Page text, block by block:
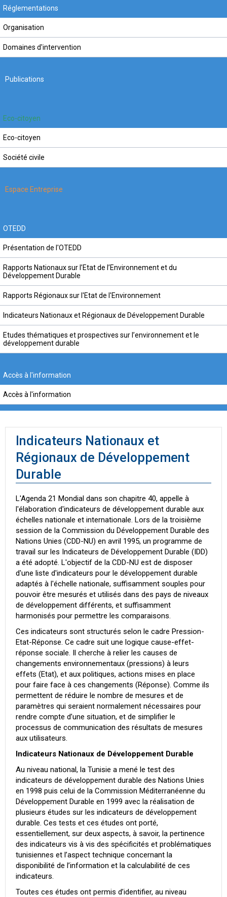
Réglementations
Organisation
Domaines d'intervention
Publications
Eco-citoyen
Eco-citoyen
Société civile
Espace Entreprise
OTEDD
Présentation de l'OTEDD
Rapports Nationaux sur l’Etat de l’Environnement et du
Développement Durable
Rapports Régionaux sur l'Etat de l'Environnement
Indicateurs Nationaux et Régionaux de Développement Durable
Etudes thématiques et prospectives sur l’environnement et le
développement durable
Accès à l'information
Accès à l'information
Indicateurs Nationaux et
Régionaux de Développement
Durable
L'Agenda 21 Mondial dans son chapitre 40, appelle à
l'élaboration d'indicateurs de développement durable aux
échelles nationale et internationale. Lors de la troisième
session de la Commission du Développement Durable des
Nations Unies (CDD-NU) en avril 1995, un programme de
travail sur les Indicateurs de Développement Durable (IDD)
a été adopté. L'objectif de la CDD-NU est de disposer
d'une liste d'indicateurs pour le développement durable
adaptés à l'échelle nationale, suffisamment souples pour
pouvoir être mesurés et utilisés dans des pays de niveaux
de développement différents, et suffisamment
harmonisés pour permettre les comparaisons.
Ces indicateurs sont structurés selon le cadre Pression-
Etat-Réponse. Ce cadre suit une logique cause-effet-
réponse sociale. Il cherche à relier les causes de
changements environnementaux (pressions) à leurs
effets (Etat), et aux politiques, actions mises en place
pour faire face à ces changements (Réponse). Comme ils
permettent de réduire le nombre de mesures et de
paramètres qui seraient normalement nécessaires pour
rendre compte d’une situation, et de simplifier le
processus de communication des résultats de mesures
aux utilisateurs.
Indicateurs Nationaux de Développement Durable
Au niveau national, la Tunisie a mené le test des
indicateurs de développement durable des Nations Unies
en 1998 puis celui de la Commission Méditerranéenne du
Développement Durable en 1999 avec la réalisation de
plusieurs études sur les indicateurs de développement
durable. Ces tests et ces études ont porté,
essentiellement, sur deux aspects, à savoir, la pertinence
des indicateurs vis à vis des spécificités et problématiques
tunisiennes et l’aspect technique concernant la
disponibilité de l’information et la calculabilité de ces
indicateurs.
Toutes ces études ont permis d’identifier, au niveau